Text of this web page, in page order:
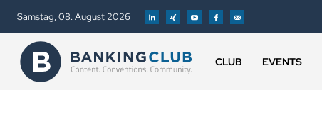
Samstag, 08. August 2026
CLUB EVENTS